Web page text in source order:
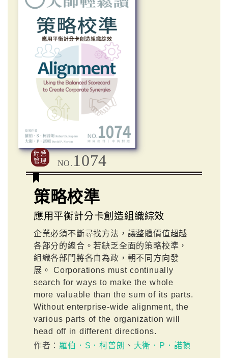
經營
管理
NO. 1074
策略校準
應用平衡計分卡創造組織綜效
企業必須不斷尋找方法，讓整體價值超越
各部分的總合。若缺乏全面的策略校準，
組織各部門將各自為政，朝不同方向發
展。 Corporations must continually
search for ways to make the whole
more valuable than the sum of its parts.
Without enterprise-wide alignment, the
various parts of the organization will
head off in different directions.
作者： 羅伯．S．柯普朗 、 大衛．P．諾頓